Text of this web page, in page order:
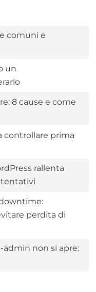
comuni e
un
8 cause e come
controllare prima
rallenta
tentativi
perdita di
admin non si apre: